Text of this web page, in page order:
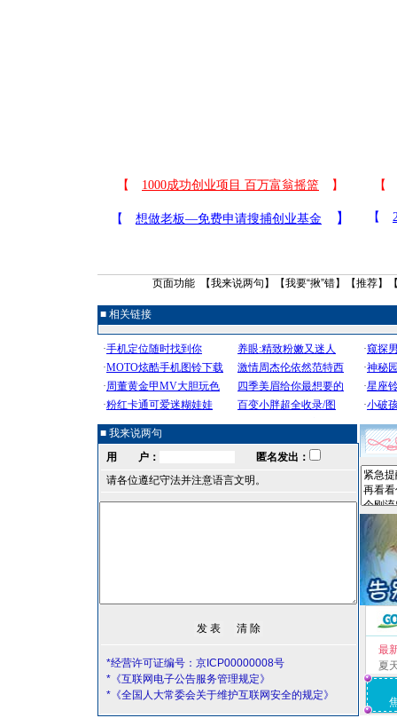
页面功能 【我来说两句 】【我要“揪”错】【推荐】
■ 相关链接
■ 我来说两句
用 户：
匿名发出：
请各位遵纪守法并注意语言文明。
*经营许可证编号：京ICP00000008号
*《互联网电子公告服务管理规定》
*《全国人大常委会关于维护互联网安全的规定》
最
夏